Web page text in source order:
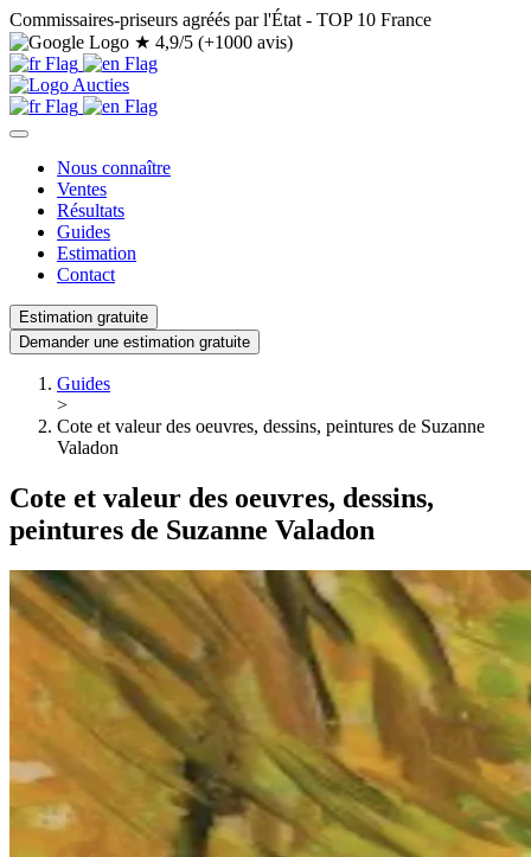
Commissaires-priseurs agréés par l'État - TOP 10 France
★ 4,9/5 (+1000 avis)
Nous connaître
Ventes
Résultats
Guides
Estimation
Contact
Estimation gratuite
Demander une estimation gratuite
Guides
>
Cote et valeur des oeuvres, dessins, peintures de Suzanne
Valadon
Cote et valeur des oeuvres, dessins,
peintures de Suzanne Valadon